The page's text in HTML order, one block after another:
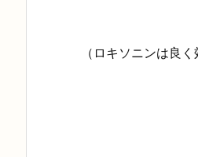
（ロキソニンは良